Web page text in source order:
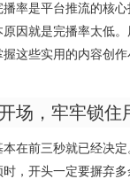
率是平台推流的核
因就是完播率太低
这些实用的内容创
场，牢牢锁住
在前三秒就已经决
时，开头一定要摒弃